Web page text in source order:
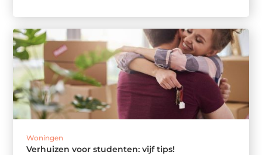
Woningen
Verhuizen voor studenten: vijf tips!